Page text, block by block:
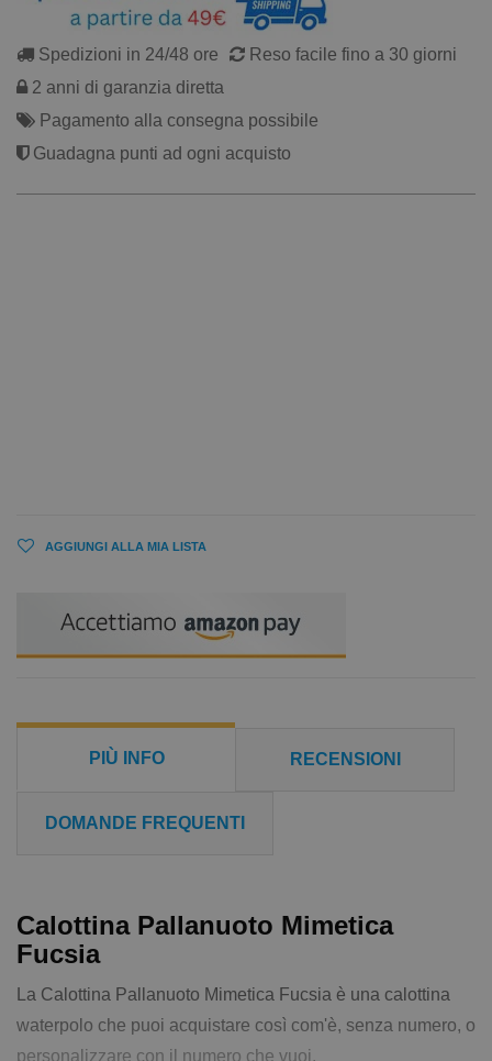
Spedizioni in 24/48 ore
Reso facile fino a 30 giorni
2 anni di garanzia diretta
Pagamento alla consegna possibile
Guadagna punti ad ogni acquisto
AGGIUNGI ALLA MIA LISTA
PIÙ INFO RECENSIONI
DOMANDE FREQUENTI
Calottina Pallanuoto Mimetica
Fucsia
La Calottina Pallanuoto Mimetica Fucsia è una calottina
waterpolo che puoi acquistare così com'è, senza numero, o
personalizzare con il numero che vuoi.